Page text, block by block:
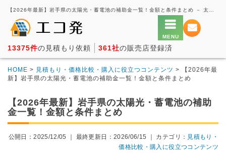
13375件の見積もり依頼 361社の販売店登録済
HOME > 見積もり・価格比較・購入に役立つコンテンツ > 【2026年最
新】岩手県の太陽光・蓄電池の補助金一覧！金額と条件まとめ
【2026年最新】岩手県の太陽光・蓄電池の補助
金一覧！金額と条件まとめ
公開日：2025/12/05 ｜ 最終更新日：2026/06/15 ｜ カテゴリ： 見積もり・
価格比較・購入に役立つコンテンツ